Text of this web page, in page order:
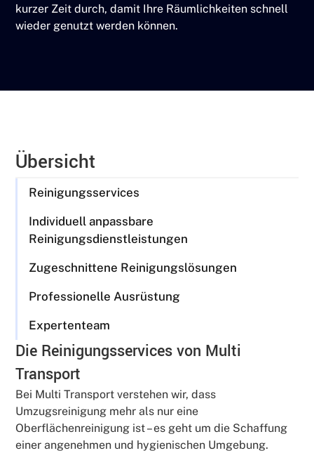
kurzer Zeit durch, damit Ihre Räumlichkeiten schnell
wieder genutzt werden können.
Übersicht
Reinigungsservices
Individuell anpassbare
Reinigungsdienstleistungen
Zugeschnittene Reinigungslösungen
Professionelle Ausrüstung
Expertenteam
Die Reinigungsservices von Multi
Transport
Bei Multi Transport verstehen wir, dass
Umzugsreinigung mehr als nur eine
Oberflächenreinigung ist – es geht um die Schaffung
einer angenehmen und hygienischen Umgebung.